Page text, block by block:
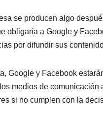
se producen algo
obligaría a Google y
por difundir sus
Google y Facebook
medios de
si no cumplen con la